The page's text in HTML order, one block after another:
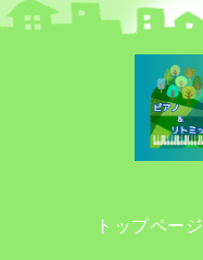
トップページ